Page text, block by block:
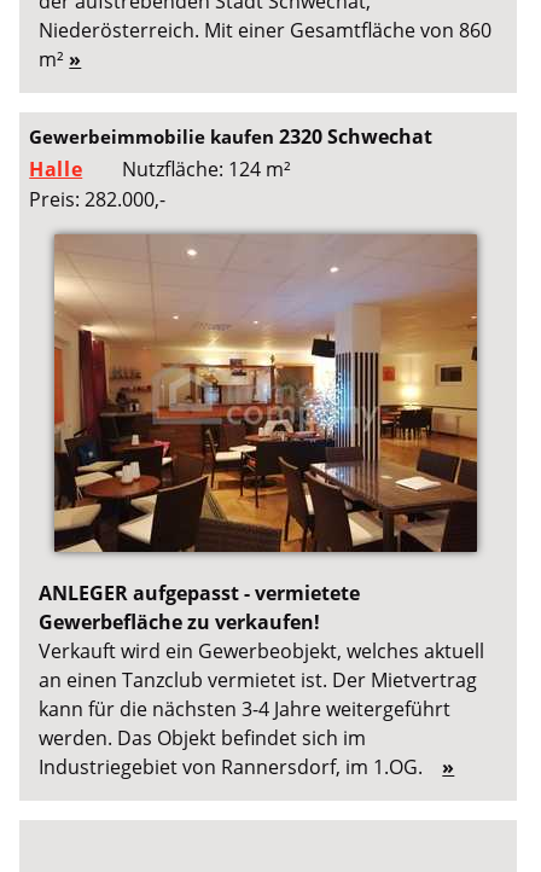
Niederösterreich. Mit einer Gesamtfläche von 860
m² »
Gewerbeimmobilie kaufen2320 Schwechat
Halle
Nutzfläche: 124 m²
Preis: 282.000,-
ANLEGER aufgepasst - vermietete
Gewerbefläche zu verkaufen!
Verkauft wird ein Gewerbeobjekt, welches aktuell
an einen Tanzclub vermietet ist. Der Mietvertrag
kann für die nächsten 3-4 Jahre weitergeführt
werden. Das Objekt befindet sich im
Industriegebiet von Rannersdorf, im 1.OG. »